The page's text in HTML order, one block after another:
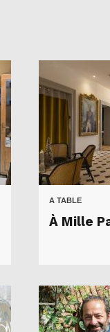
A TABLE
À Mille